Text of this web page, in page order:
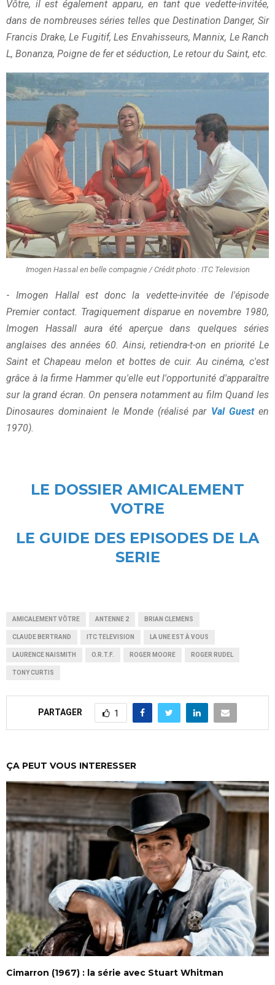
Vôtre, il est également apparu, en tant que vedette-invitée,
dans de nombreuses séries telles que Destination Danger, Sir
Francis Drake, Le Fugitif, Les Envahisseurs, Mannix, Le Ranch
L, Bonanza, Poigne de fer et séduction, Le retour du Saint, etc.
Imogen Hassal en belle compagnie / Crédit photo : ITC Television
-Imogen Hallal est donc la vedette-invitée de l'épisode
Premier contact. Tragiquement disparue en novembre 1980,
Imogen Hassall aura été aperçue dans quelques séries
anglaises des années 60. Ainsi, retiendra-t-on en priorité Le
Saint et Chapeau melon et bottes de cuir. Au cinéma, c'est
grâce à la firme Hammer qu'elle eut l'opportunité d'apparaître
sur la grand écran. On pensera notamment au film Quand les
Dinosaures dominaient le Monde (réalisé par Val Guesten
1970).
LE DOSSIER AMICALEMENT
VOTRE
LE GUIDE DES EPISODES DE LA
SERIE
AMICALEMENT VÔTRE ANTENNE 2 BRIAN CLEMENS
CLAUDE BERTRAND ITC TELEVISION LA UNE EST À VOUS
LAURENCE NAISMITH O.R.T.F. ROGER MOORE ROGER RUDEL
TONY CURTIS
PARTAGER 1
ÇA PEUT VOUS INTERESSER
Cimarron (1967) : la série avec Stuart Whitman